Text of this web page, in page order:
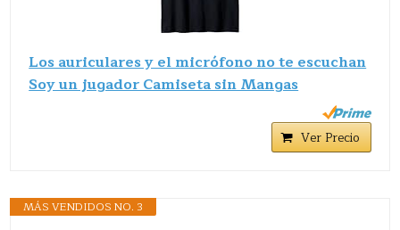
Los auriculares y el micrófono no te escuchan
Soy un jugador Camiseta sin Mangas
Ver Precio
MÁS VENDIDOS NO. 3